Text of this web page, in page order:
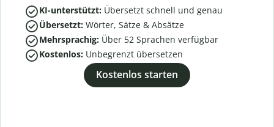
KI-unterstützt: Übersetzt schnell und genau
Übersetzt: Wörter, Sätze & Absätze
Mehrsprachig: Über 52 Sprachen verfügbar
Kostenlos: Unbegrenzt übersetzen
Kostenlos starten